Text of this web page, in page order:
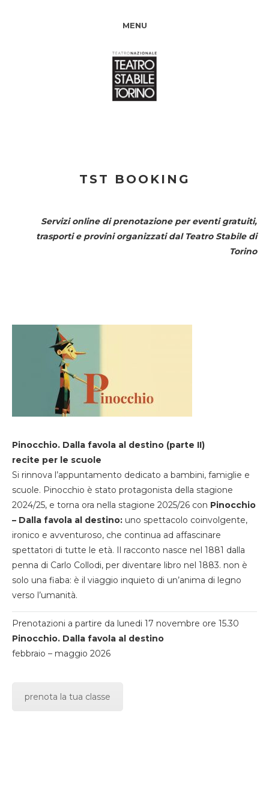
MENU
TST BOOKING
Servizi online di prenotazione per eventi gratuiti,
trasporti e provini organizzati dal Teatro Stabile di
Torino
Pinocchio. Dalla favola al destino (parte II)
recite per le scuole
Si rinnova l’appuntamento dedicato a bambini, famiglie e
scuole. Pinocchio è stato protagonista della stagione
2024/25, e torna ora nella stagione 2025/26 con Pinocchio
– Dalla favola al destino: uno spettacolo coinvolgente,
ironico e avventuroso, che continua ad affascinare
spettatori di tutte le età. Il racconto nasce nel 1881 dalla
penna di Carlo Collodi, per diventare libro nel 1883. non è
solo una fiaba: è il viaggio inquieto di un’anima di legno
verso l’umanità.
Prenotazioni a partire da lunedi 17 novembre ore 15.30
Pinocchio. Dalla favola al destino
febbraio – maggio 2026
prenota la tua classe